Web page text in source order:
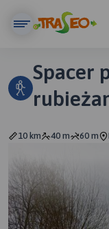
Spacer
10 km 40 m 60 m